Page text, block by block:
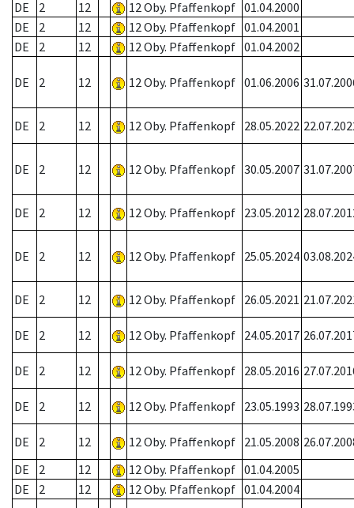
DE 2 12 12 Oby. Pfaffenkopf 01.04.2000
DE
2 12 12 Oby. Pfaffenkopf 01.04.2001
DE
2 12 12 Oby. Pfaffenkopf 01.04.2002
DE 2 12 12 Oby. Pfaffenkopf 01.06.2006
DE 2 12 12 Oby. Pfaffenkopf 28.05.2022
DE 2 12 12 Oby. Pfaffenkopf 30.05.2007
DE 2 12 12 Oby. Pfaffenkopf 23.05.2012
DE 2 12 12 Oby. Pfaffenkopf 25.05.2024
DE 2 12 12 Oby. Pfaffenkopf 26.05.2021
DE 2 12 12 Oby. Pfaffenkopf 24.05.2017
DE 2 12 12 Oby. Pfaffenkopf 28.05.2016
DE 2 12 12 Oby. Pfaffenkopf 23.05.1993
DE 2 12 12 Oby. Pfaffenkopf 21.05.2008
DE
2 12 12 Oby. Pfaffenkopf 01.04.2005
DE
2 12 12 Oby. Pfaffenkopf 01.04.2004